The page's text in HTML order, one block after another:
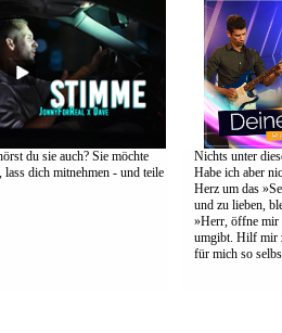
du sie auch? Sie möchte
dich mitnehmen - und teile
Nichts unter
Habe ich aber
Herz um das
und zu lieben,
»Herr, öffne mir
umgibt. Hilf mir
für mich so